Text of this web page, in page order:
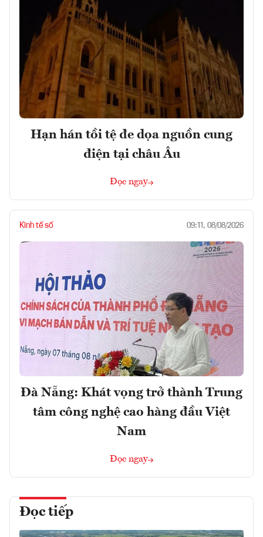
Hạn hán tồi tệ đe dọa nguồn cung
điện tại châu Âu
Đọc ngay
Kinh tế số 09:11, 08/08/2026
Đà Nẵng: Khát vọng trở thành Trung
tâm công nghệ cao hàng đầu Việt
Nam
Đọc ngay
Đọc tiếp